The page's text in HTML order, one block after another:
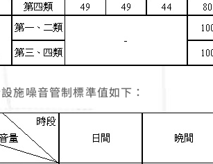
施噪音管制標準值如下：